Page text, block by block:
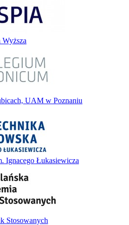
Wyższa
UAM w Poznaniu
Ignacego Łukasiewicza
Stosowanych